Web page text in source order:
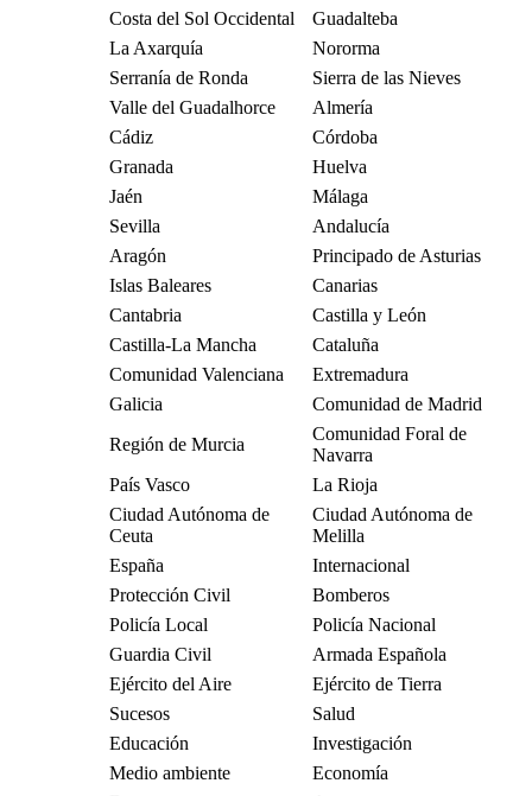
Costa del Sol Occidental
Guadalteba
La Axarquía
Nororma
Serranía de Ronda
Sierra de las Nieves
Valle del Guadalhorce
Almería
Cádiz
Córdoba
Granada
Huelva
Jaén
Málaga
Sevilla
Andalucía
Aragón
Principado de Asturias
Islas Baleares
Canarias
Cantabria
Castilla y León
Castilla-La Mancha
Cataluña
Comunidad Valenciana
Extremadura
Galicia
Comunidad de Madrid
Región de Murcia
Comunidad Foral de
Navarra
País Vasco
La Rioja
Ciudad Autónoma de
Ceuta
Ciudad Autónoma de
Melilla
España
Internacional
Protección Civil
Bomberos
Policía Local
Policía Nacional
Guardia Civil
Armada Española
Ejército del Aire
Ejército de Tierra
Sucesos
Salud
Educación
Investigación
Medio ambiente
Economía